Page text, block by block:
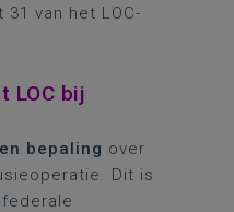
van het LOC-
LOC bij
bepaling over
Dit is